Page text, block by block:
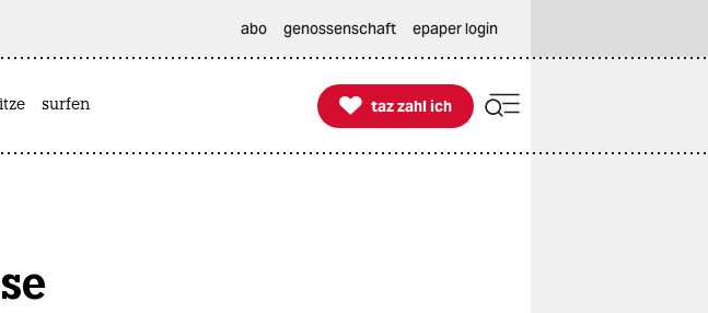
abo genossenschaft epaper login
surfen 
taz zahl ich
taz zahl ich